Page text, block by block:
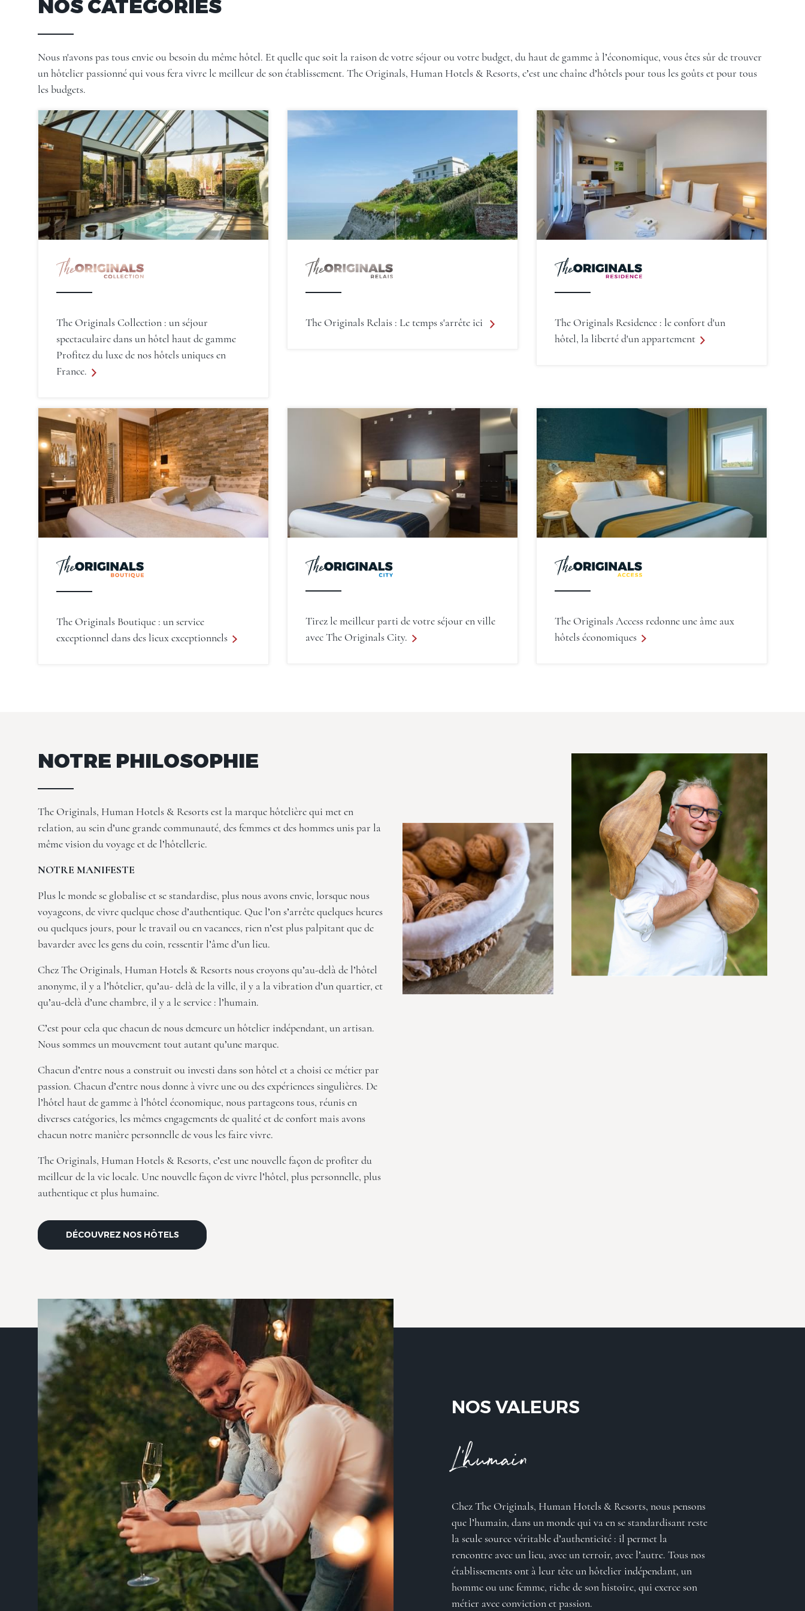
NOS CATÉGORIES
Nous n'avons pas tous envie ou besoin du même hôtel. Et quelle que soit la raison de votre séjour ou votre budget, du haut de gamme à l’économique, vous êtes sûr de trouver
un hôtelier passionné qui vous fera vivre le meilleur de son établissement. The Originals, Human Hotels & Resorts, c’est une chaîne d’hôtels pour tous les goûts et pour tous
les budgets.
The Originals Collection : un séjour
spectaculaire dans un hôtel haut de gamme
Profitez du luxe de nos hôtels uniques en
France.
The Originals Relais : Le temps s'arrête ici
The Originals Residence : le confort d'un
hôtel, la liberté d'un appartement
The Originals Boutique : un service
exceptionnel dans des lieux exceptionnels
Tirez le meilleur parti de votre séjour en ville
avec The Originals City.
The Originals Access redonne une âme aux
hôtels économiques
NOTRE PHILOSOPHIE
The Originals, Human Hotels & Resorts est la marque hôtelière qui met en
relation, au sein d’une grande communauté, des femmes et des hommes unis par la
même vision du voyage et de l’hôtellerie.
NOTRE MANIFESTE
Plus le monde se globalise et se standardise, plus nous avons envie, lorsque nous
voyageons, de vivre quelque chose d’authentique. Que l’on s’arrête quelques heures
ou quelques jours, pour le travail ou en vacances, rien n’est plus palpitant que de
bavarder avec les gens du coin, ressentir l’âme d’un lieu.
Chez The Originals, Human Hotels & Resorts nous croyons qu’au-delà de l’hôtel
anonyme, il y a l’hôtelier, qu’au- delà de la ville, il y a la vibration d’un quartier, et
qu’au-delà d’une chambre, il y a le service : l’humain.
C’est pour cela que chacun de nous demeure un hôtelier indépendant, un artisan.
Nous sommes un mouvement tout autant qu’une marque.
Chacun d’entre nous a construit ou investi dans son hôtel et a choisi ce métier par
passion. Chacun d’entre nous donne à vivre une ou des expériences singulières. De
l’hôtel haut de gamme à l’hôtel économique, nous partageons tous, réunis en
diverses catégories, les mêmes engagements de qualité et de confort mais avons
chacun notre manière personnelle de vous les faire vivre.
The Originals, Human Hotels & Resorts, c’est une nouvelle façon de profiter du
meilleur de la vie locale. Une nouvelle façon de vivre l’hôtel, plus personnelle, plus
authentique et plus humaine.
DÉCOUVREZ NOS HÔTELS
NOS VALEURS
L'humain
Chez The Originals, Human Hotels & Resorts, nous pensons
que l’humain, dans un monde qui va en se standardisant reste
la seule source véritable d’authenticité : il permet la
rencontre avec un lieu, avec un terroir, avec l’autre. Tous nos
établissements ont à leur tête un hôtelier indépendant, un
homme ou une femme, riche de son histoire, qui exerce son
métier avec conviction et passion.